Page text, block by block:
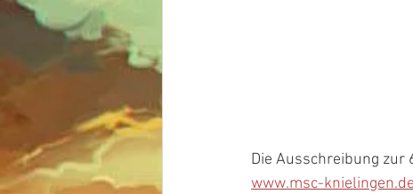
Die Ausschreibung
www.msc-